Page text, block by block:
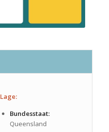
Lage:
Bundesstaat:
Queensland